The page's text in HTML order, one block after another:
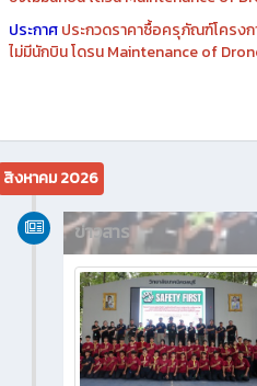
ประกาศประกวดราคาซื้อครุภัณฑ์ชุดปฏิ
และ AI อัจฉริยะ เพื่อประยุกต์ใช้งานอุต
เอกสารประกวดราคาการซื้อครุภัณฑ์โค
ไม่มีนักบิน โดรน Maintenance of
สิงหาคม 2026
ข่าวสาร